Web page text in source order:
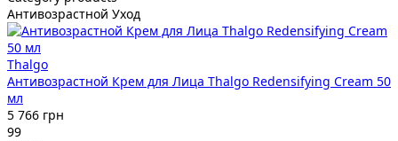
Антивозрастной Уход
Thalgo
Антивозрастной Крем для Лица Thalgo Redensifying Cream 50
мл
5 766 грн
99